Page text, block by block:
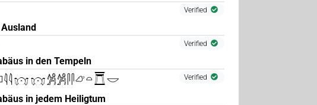
Verified
Verified
in den Tempeln
Verified
in jedem Heiligtum